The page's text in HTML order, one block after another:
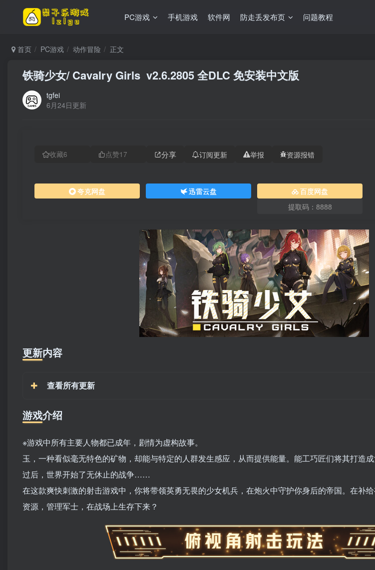
PC游戏 手机游戏 软件网 防走丢发布页 问题教程
首页 PC游戏 动作冒险 正文
铁骑少女/ Cavalry Girls v2.6.2805 全DLC 免安装中文版
tgfei
6月24日更新
收藏6 点赞17 分享 订阅更新 举报 资源报错
夸克网盘 迅雷云盘
百度网盘
提取码：8888
更新内容
查看所有更新
游戏介绍
※游戏中所有主要人物都已成年，剧情为虚构故事。
玉，一种看似毫无特色的矿物，却能与特定的人群发生感应，从而提供能量。能工巧匠们将其打造
过后，世界开始了无休止的战争……
在这款爽快刺激的射击游戏中，你将带领英勇无畏的少女机兵，在炮火中守护你身后的帝国。在补
资源，管理军士，在战场上生存下来？